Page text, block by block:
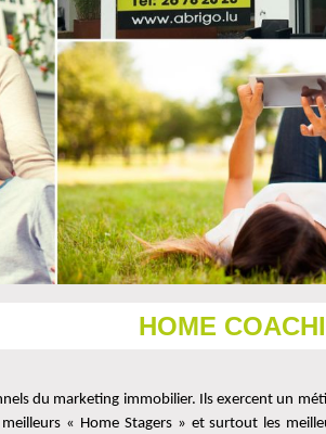
HOME
du marketing immobilier. Ils exercent un
« Home Stagers » et surtout les